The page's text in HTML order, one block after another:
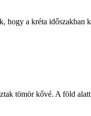
a kréta időszakban
tömör kővé. A föld